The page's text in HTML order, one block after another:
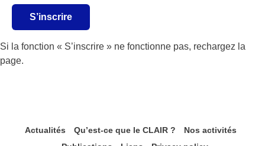
S’inscrire
Si la fonction « S’inscrire » ne fonctionne pas, rechargez la
page.
Actualités Qu’est-ce que le CLAIR ?
Nos activités